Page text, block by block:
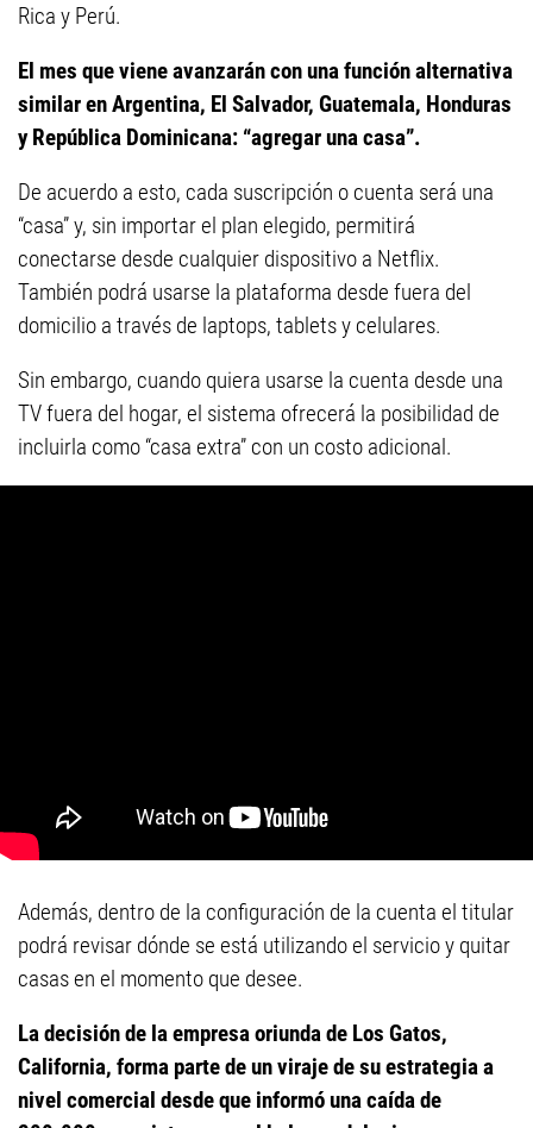
Rica y Perú.
El mes que viene avanzarán con una función alternativa
similar en Argentina, El Salvador, Guatemala, Honduras
y República Dominicana: “agregar una casa”.
De acuerdo a esto, cada suscripción o cuenta será una
“casa” y, sin importar el plan elegido, permitirá
conectarse desde cualquier dispositivo a Netflix.
También podrá usarse la plataforma desde fuera del
domicilio a través de laptops, tablets y celulares.
Sin embargo, cuando quiera usarse la cuenta desde una
TV fuera del hogar, el sistema ofrecerá la posibilidad de
incluirla como “casa extra” con un costo adicional.
Además, dentro de la configuración de la cuenta el titular
podrá revisar dónde se está utilizando el servicio y quitar
casas en el momento que desee.
La decisión de la empresa oriunda de Los Gatos,
California, forma parte de un viraje de su estrategia a
nivel comercial desde que informó una caída de